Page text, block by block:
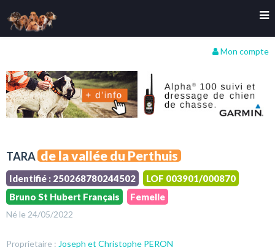
Mon compte
TARA de la vallée du Perthuis
Identifié : 250268780244502
LOF 003901/000870
Bruno St Hubert Français
Femelle
Né le 24/05/2022
Proprietaire : Joseph et Christophe PERON